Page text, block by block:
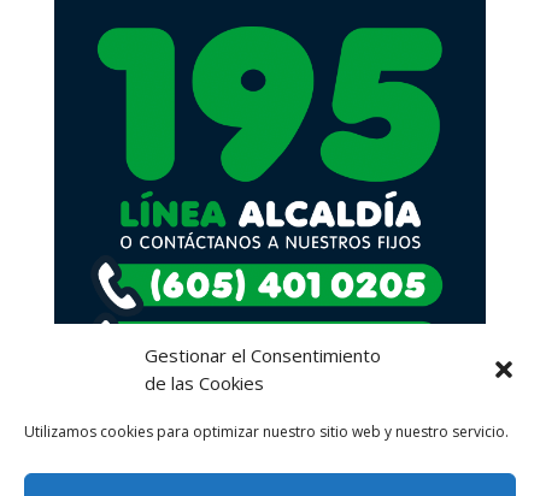
Gestionar el Consentimiento
de las Cookies
Utilizamos cookies para optimizar nuestro sitio web y nuestro servicio.